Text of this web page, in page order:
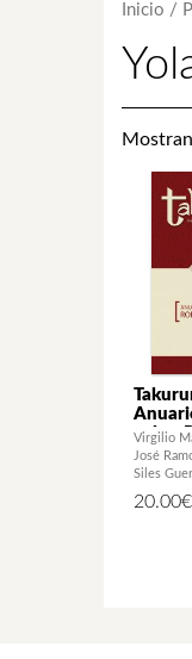
Inicio /
sobre
Virgilio
José
Siles
20.00€